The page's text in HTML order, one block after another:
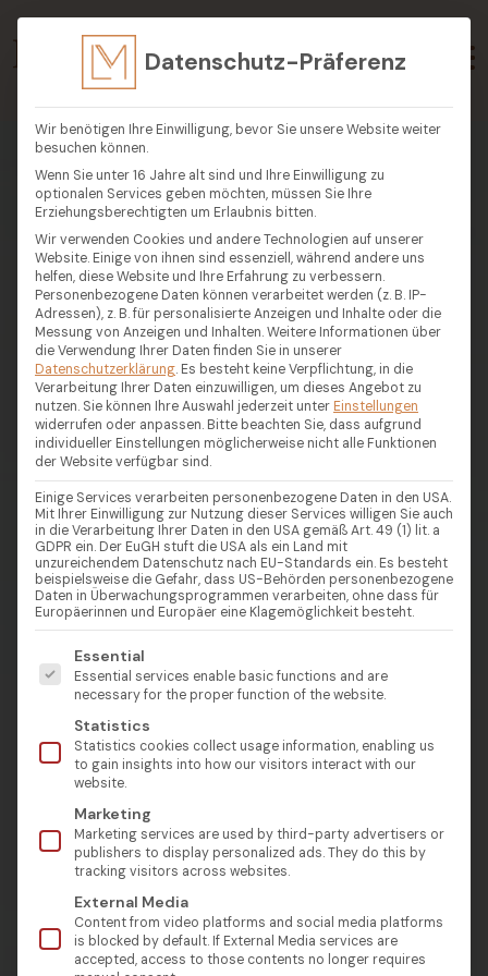
Datenschutz-Präferenz
Wir benötigen Ihre Einwilligung, bevor Sie unsere Website weiter
besuchen können.
Wenn Sie unter 16 Jahre alt sind und Ihre Einwilligung zu
optionalen Services geben möchten, müssen Sie Ihre
Erziehungsberechtigten um Erlaubnis bitten.
Wir verwenden Cookies und andere Technologien auf unserer
Website. Einige von ihnen sind essenziell, während andere uns
helfen, diese Website und Ihre Erfahrung zu verbessern.
Personenbezogene Daten können verarbeitet werden (z. B. IP-
Adressen), z. B. für personalisierte Anzeigen und Inhalte oder die
Messung von Anzeigen und Inhalten.Weitere Informationen über
die Verwendung Ihrer Daten finden Sie in unserer
Datenschutzerklärung. Es besteht keine Verpflichtung, in die
Verarbeitung Ihrer Daten einzuwilligen, um dieses Angebot zu
nutzen. Sie können Ihre Auswahl jederzeit unter Einstellungen
widerrufen oder anpassen. Bitte beachten Sie, dass aufgrund
individueller Einstellungen möglicherweise nicht alle Funktionen
der Website verfügbar sind.
Einige Services verarbeiten personenbezogene Daten in den USA.
Mit Ihrer Einwilligung zur Nutzung dieser Services willigen Sie auch
in die Verarbeitung Ihrer Daten in den USA gemäß Art. 49 (1) lit. a
GDPR ein. Der EuGH stuft die USA als ein Land mit
unzureichendem Datenschutz nach EU-Standards ein. Es besteht
beispielsweise die Gefahr, dass US-Behörden personenbezogene
Daten in Überwachungsprogrammen verarbeiten, ohne dass für
Europäerinnen und Europäer eine Klagemöglichkeit besteht.
Es folgt eine Liste der Service-Gruppen, für die eine
Essential
Essential services enable basic functions and are
necessary for the proper function of the website.
Statistics
Statistics cookies collect usage information, enabling us
to gain insights into how our visitors interact with our
website.
Marketing
Marketing services are used by third-party advertisers or
publishers to display personalized ads. They do this by
tracking visitors across websites.
External Media
Content from video platforms and social media platforms
is blocked by default. If External Media services are
accepted, access to those contents no longer requires